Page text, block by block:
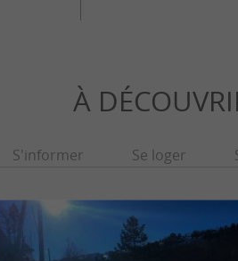
À
S'informer Se loger